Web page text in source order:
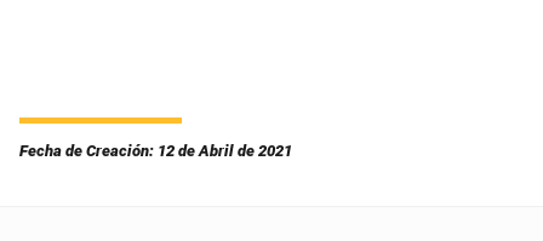
Fecha de Creación: 12 de Abril de 2021